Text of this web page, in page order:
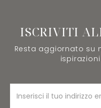
ISCRIVITI
Resta aggiornato su